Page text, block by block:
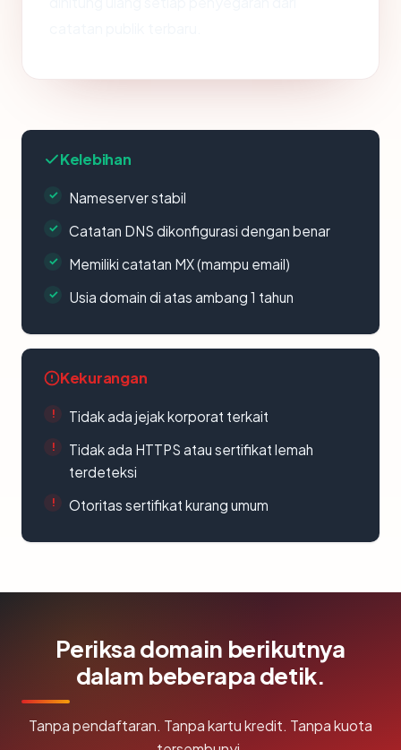
Kelebihan
Nameserver stabil
Catatan DNS dikonfigurasi dengan benar
Memiliki catatan MX (mampu email)
Usia domain di atas ambang 1 tahun
Kekurangan
Tidak ada jejak korporat terkait
Tidak ada HTTPS atau sertifikat lemah
terdeteksi
Otoritas sertifikat kurang umum
Periksa domain berikutnya
dalam beberapa detik.
Tanpa pendaftaran. Tanpa kartu kredit. Tanpa kuota